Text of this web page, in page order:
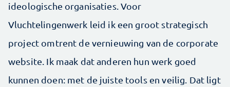
ideologische organisaties. Voor
Vluchtelingenwerk leid ik een groot strategisch
project omtrent de vernieuwing van de corporate
website. Ik maak dat anderen hun werk goed
kunnen doen: met de juiste tools en veilig. Dat ligt